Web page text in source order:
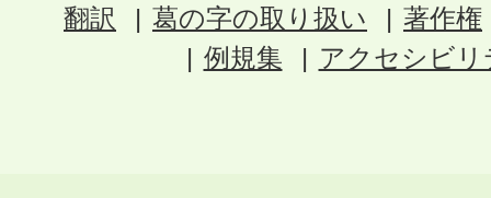
翻訳 葛の字の取り扱い
著作権
例規集
アクセシビ